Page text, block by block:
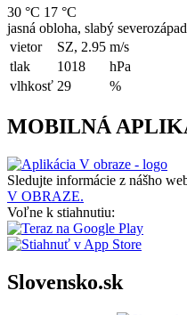
30 °C 17 °C
jasná obloha, slabý
vietor
SZ, 2.95 m/s
tlak
1018
hPa
vlhkosť 29 %
MOBILNÁ
Sledujte informácie z nášho
V OBRAZE.
Voľne k stiahnutiu:
Slovensko.sk